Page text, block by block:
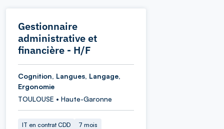
Gestionnaire
administrative et
financière - H/F
Cognition, Langues, Langage,
Ergonomie
TOULOUSE • Haute-Garonne
IT en contrat CDD
7 mois